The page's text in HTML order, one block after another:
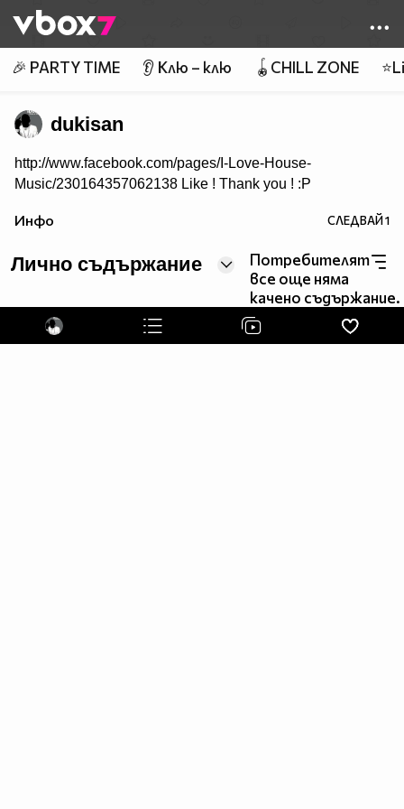
👾
🎉 PARTY TIME 👂 Клю – клю 🪀CHILL ZONE
dukisan
http://www.facebook.com/pages/I-Love-House-
Music/230164357062138 Like ! Thank you ! :P
Инфо СЛЕДВАЙ1
Лично съдържание
Потребителят
все още няма
качено съдържание.